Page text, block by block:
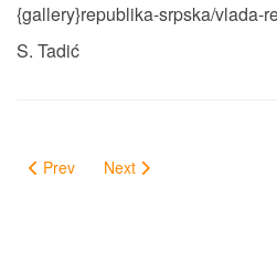
{gallery}republika-srpska/vlada-
S. Tadić
Prev Next